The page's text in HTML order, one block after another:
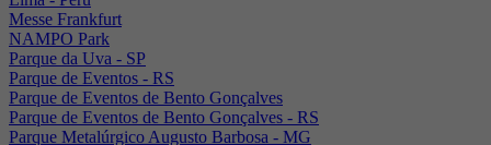
Messe Frankfurt
NAMPO Park
Parque da Uva - SP
Parque de Eventos - RS
Parque de Eventos de Bento Gonçalves
Parque de Eventos de Bento Gonçalves - RS
Parque Metalúrgico Augusto Barbosa - MG